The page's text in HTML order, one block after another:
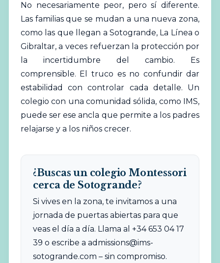
No necesariamente peor, pero sí diferente.
Las familias que se mudan a una nueva zona,
como las que llegan a Sotogrande, La Línea o
Gibraltar, a veces refuerzan la protección por
la incertidumbre del cambio. Es
comprensible. El truco es no confundir dar
estabilidad con controlar cada detalle. Un
colegio con una comunidad sólida, como IMS,
puede ser ese ancla que permite a los padres
relajarse y a los niños crecer.
¿Buscas un colegio Montessori
cerca de Sotogrande?
Si vives en la zona, te invitamos a una
jornada de puertas abiertas para que
veas el día a día. Llama al +34 653 04 17
39 o escribe a admissions@ims-
sotogrande.com – sin compromiso.